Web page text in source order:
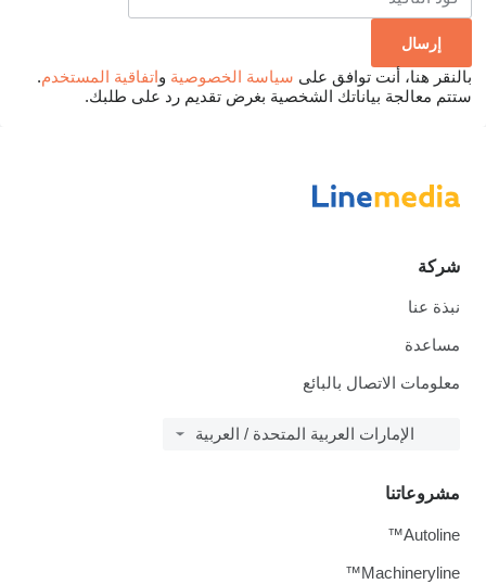
بالنقر هنا، أنت توافق على سياسة الخصوصية واتفاقية المستخدم.
ستتم معالجة بياناتك الشخصية بغرض تقديم رد على طلبك.
شركة
نبذة عنا
مساعدة
معلومات الاتصال بالبائع
الإمارات العربية المتحدة / العربية
مشروعاتنا
Autoline™
Machineryline™